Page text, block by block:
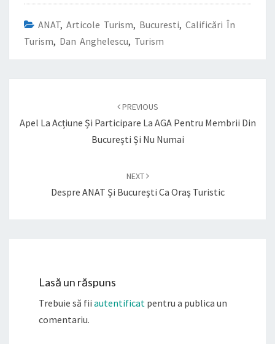
ANAT, Articole Turism, Bucuresti, Calificări În
Turism, Dan Anghelescu, Turism
PREVIOUS
Apel La Acțiune Și Participare La AGA Pentru Membrii Din
București Și Nu Numai
NEXT
Despre ANAT Şi Bucureşti Ca Oraş Turistic
Lasă un răspuns
Trebuie să fii autentificat pentru a publica un
comentariu.